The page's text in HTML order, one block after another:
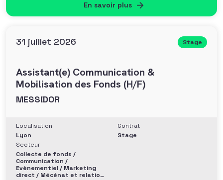
En savoir plus
31 juillet 2026 Stage
Assistant(e) Communication &
Mobilisation des Fonds (H/F)
MESSIDOR
Localisation
Lyon
Secteur
Collecte de fonds /
Communication /
Evènementiel / Marketing
direct / Mécénat et relation
Contrat
Stage